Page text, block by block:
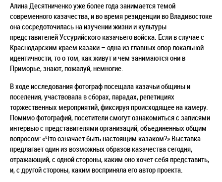
Алина Десятниченко уже более года занимается темой
современного казачества, и во время резиденции во Владивостоке
она сосредоточилась на изучении жизни и культуры
представителей Уссурийского казачьего войска. Если в случае с
Краснодарским краем казаки – одна из главных опор локальной
идентичности, то о том, как живут и чем занимаются они в
Приморье, знают, пожалуй, немногие.
В ходе исследования фотограф посещала казачьи общины и
поселения, участвовала в сборах, парадах, репетициях
торжественных мероприятий, фиксируя происходящее на камеру.
Помимо фотографий, посетители смогут ознакомиться с записями
интервью с представителями организаций, объединенных общим
вопросом: «Что означает быть настоящим казаком?» Выставка
предлагает один из возможных образов казачества сегодня,
отражающий, с одной стороны, каким оно хочет себя представить,
и, с другой стороны, каким восприняла его автор проекта.